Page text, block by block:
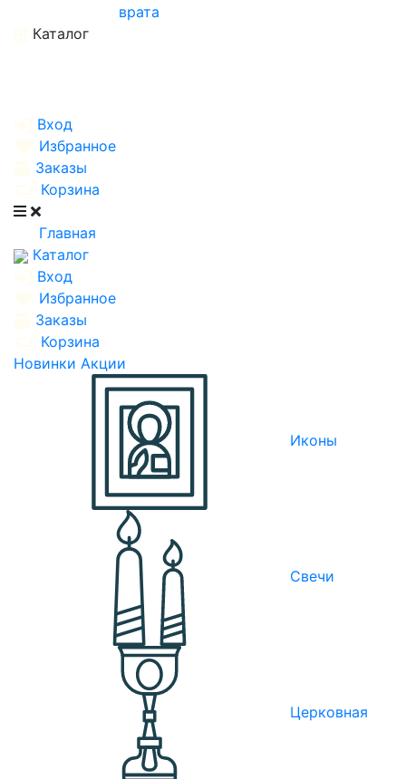
врата
Каталог
Вход
Избранное
Заказы
Корзина
Главная
Каталог
Вход
Избранное
Заказы
Корзина
Новинки Акции
Иконы
Свечи
Церковная